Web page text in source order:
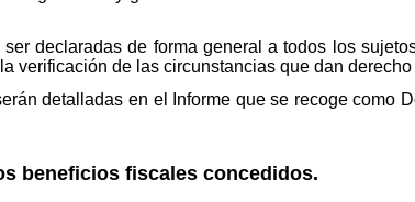
declaradas de forma general a todos los
verificación de las circunstancias que dan
detalladas en el Informe que se recoge como
beneficios fiscales concedidos.